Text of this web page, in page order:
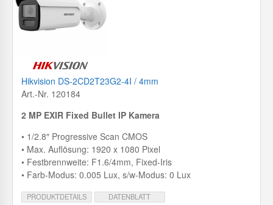
Hikvision DS-2CD2T23G2-4I / 4mm
Art.-Nr. 120184
2 MP EXIR Fixed Bullet IP Kamera
• 1/2.8″ Progressive Scan CMOS
• Max. Auflösung: 1920 x 1080 Pixel
• Festbrennweite: F1.6/4mm, Fixed-Iris
• Farb-Modus: 0.005 Lux, s/w-Modus: 0 Lux
PRODUKTDETAILS
DATENBLATT